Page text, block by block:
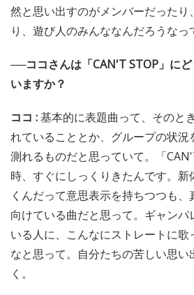
然と思い出すのがメンバーだったり
り、遊び人のみんななんだろうなっ
──ココさんは「CAN'T STOP」に
いますか？
ココ :基本的に表題曲って、そのと
れていることとか、グループの状況
測れるものだと思っていて。「
時、すぐにしっくりきたんです。
くんだって意思表示を持ちつつも
向けている曲だと思って。ギャンパ
いる人に、こんなにストレートに歌
なと思って。自分たちの苦しい思い
く。